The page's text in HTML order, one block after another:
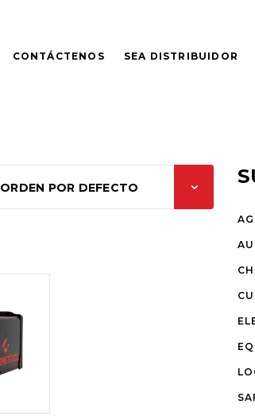
CONTÁCTENOS SEA DISTRIBUIDOR
ORDEN POR DEFECTO